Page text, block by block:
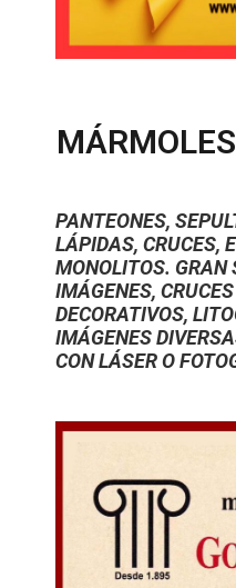
PANTEONES,
LÁPIDAS, CRUCES,
MONOLITOS. GRAN
IMÁGENES,
DECORATIVOS,
IMÁGENES
CON LÁSER O